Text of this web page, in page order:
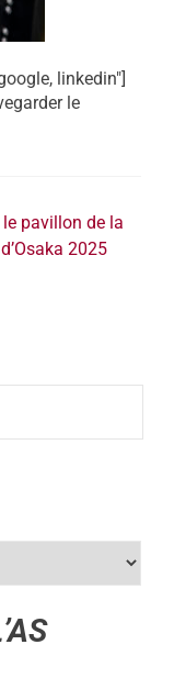
linkedin"]
le
pavillon de la
2025